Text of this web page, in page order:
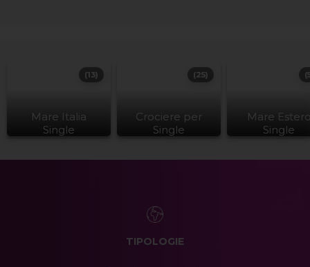
Mare Italia
Single
(13)
Crociere per
Single
(25)
Mare
Single
TIPOLOGIE